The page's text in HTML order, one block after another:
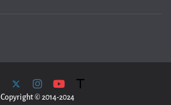
Copyright © 2014-2024